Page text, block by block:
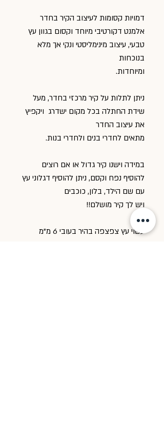
דמויות קסומות לעיצוב הקיר בחדר
אלמנט דקורטיבי מיוחד וקסום בגוון עץ
טבעי, עיצוב מינימליסטי ונקי אך מלא
בנוכחות
ומיוחדות.
ניתן לתלות על קיר מרכזי בחדר, מעל
שידת החתלה בכל מקום ישדרג ויקפיץ
את עיצוב החדר
מתאים לחדרי בנים ולחדרי בנות.
במידה וישנו קיר גדול או אם רוצים
להוסיף נפח וקסם, ניתן להוסיף דגלוני עץ
עם שם הילד, בלון, כוכבים
ויש לך קיר מושלם!!
עשוי עץ צפצפה בהיר בעובי 6 מ"מ